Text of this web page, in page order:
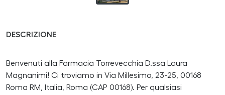
DESCRIZIONE
Benvenuti alla Farmacia Torrevecchia D.ssa Laura
Magnanimi! Ci troviamo in Via Millesimo, 23-25, 00168
Roma RM, Italia, Roma (CAP 00168). Per qualsiasi